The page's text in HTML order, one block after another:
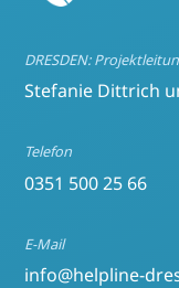
Stefanie Dittrich
Telefon
0351 500 25 66
E-Mail
info@helpline-